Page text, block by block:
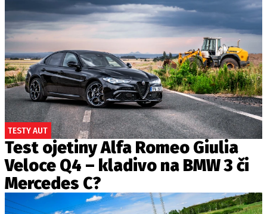
TESTY AUT
Test ojetiny Alfa Romeo Giulia
Veloce Q4 – kladivo na BMW 3 či
Mercedes C?